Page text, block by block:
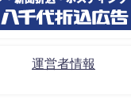
運営者情報